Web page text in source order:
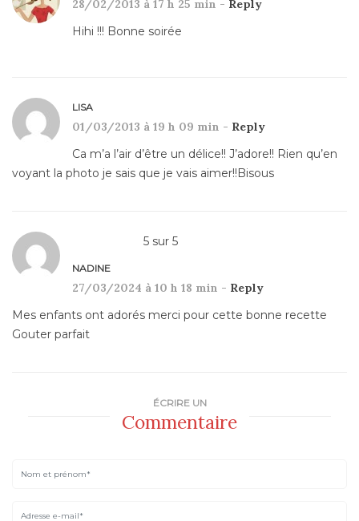
28/02/2013 à 17 h 25 min - Reply
Hihi !!! Bonne soirée
LISA
01/03/2013 à 19 h 09 min - Reply
Ca m’a l’air d’être un délice!! J’adore!! Rien qu’en
voyant la photo je sais que je vais aimer!!Bisous
5 sur 5
NADINE
27/03/2024 à 10 h 18 min - Reply
Mes enfants ont adorés merci pour cette bonne recette
Gouter parfait
ÉCRIRE UN
Commentaire